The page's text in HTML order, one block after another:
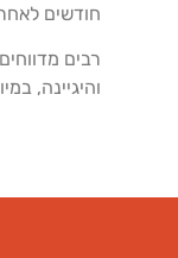
חודשים
רבים
והיגיינה,